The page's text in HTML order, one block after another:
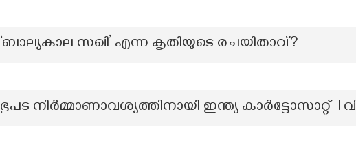
‘ബാല്യകാല സഖി’ എന്ന കൃതിയുടെ രചയിതാവ്?
ഭുപട നിര്‍മ്മാണാവശ്യത്തിനായി ഇന്ത്യ കാര്‍ട്ടോസാറ്റ്-I